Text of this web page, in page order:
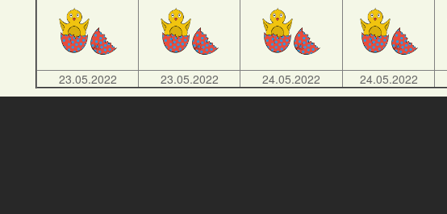
23.05.2022 23.05.2022 24.05.2022 24.05.2022